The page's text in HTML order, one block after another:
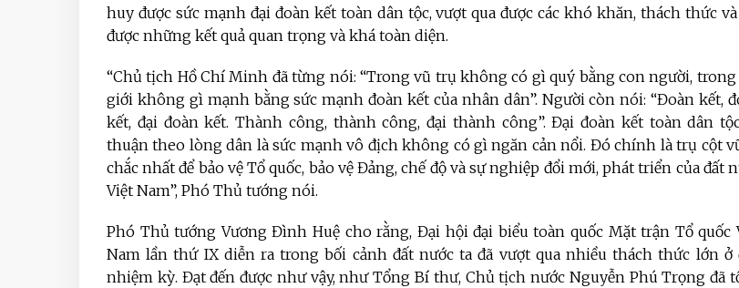
huy được sức mạnh đại đoàn kết toàn dân tộc, vượt qua được các khó khăn, thách thức
được những kết quả quan trọng và khá toàn diện.
“Chủ tịch Hồ Chí Minh đã từng nói: “Trong vũ trụ không có gì quý bằng con người,
giới không gì mạnh bằng sức mạnh đoàn kết của nhân dân”. Người còn nói: “Đoàn kết,
kết, đại đoàn kết. Thành công, thành công, đại thành công”. Đại đoàn kết toàn dân
thuận theo lòng dân là sức mạnh vô địch không có gì ngăn cản nổi. Đó chính là trụ cột
chắc nhất để bảo vệ Tổ quốc, bảo vệ Đảng, chế độ và sự nghiệp đổi mới, phát triển của đất
Việt Nam”, Phó Thủ tướng nói.
Phó Thủ tướng Vương Đình Huệ cho rằng, Đại hội đại biểu toàn quốc Mặt trận Tổ quốc
Nam lần thứ IX diễn ra trong bối cảnh đất nước ta đã vượt qua nhiều thách thức lớn ở
nhiệm kỳ. Đạt đến được như vậy, như Tổng Bí thư, Chủ tịch nước Nguyễn Phú Trọng đã